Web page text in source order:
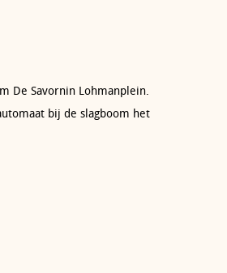
De Savornin Lohmanplein.
bij de slagboom het